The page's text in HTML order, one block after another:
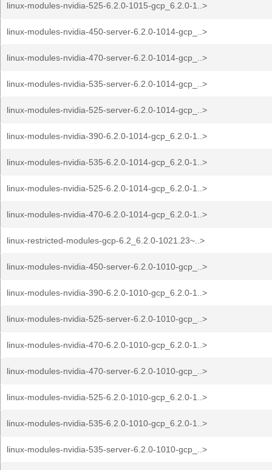
linux-modules-nvidia-525-6.2.0-1015-gcp_6.2.0-1..>
linux-modules-nvidia-450-server-6.2.0-1014-gcp_..>
linux-modules-nvidia-470-server-6.2.0-1014-gcp_..>
linux-modules-nvidia-535-server-6.2.0-1014-gcp_..>
linux-modules-nvidia-525-server-6.2.0-1014-gcp_..>
linux-modules-nvidia-390-6.2.0-1014-gcp_6.2.0-1..>
linux-modules-nvidia-535-6.2.0-1014-gcp_6.2.0-1..>
linux-modules-nvidia-525-6.2.0-1014-gcp_6.2.0-1..>
linux-modules-nvidia-470-6.2.0-1014-gcp_6.2.0-1..>
linux-restricted-modules-gcp-6.2_6.2.0-1021.23~..>
linux-modules-nvidia-450-server-6.2.0-1010-gcp_..>
linux-modules-nvidia-390-6.2.0-1010-gcp_6.2.0-1..>
linux-modules-nvidia-525-server-6.2.0-1010-gcp_..>
linux-modules-nvidia-470-6.2.0-1010-gcp_6.2.0-1..>
linux-modules-nvidia-470-server-6.2.0-1010-gcp_..>
linux-modules-nvidia-525-6.2.0-1010-gcp_6.2.0-1..>
linux-modules-nvidia-535-6.2.0-1010-gcp_6.2.0-1..>
linux-modules-nvidia-535-server-6.2.0-1010-gcp_..>